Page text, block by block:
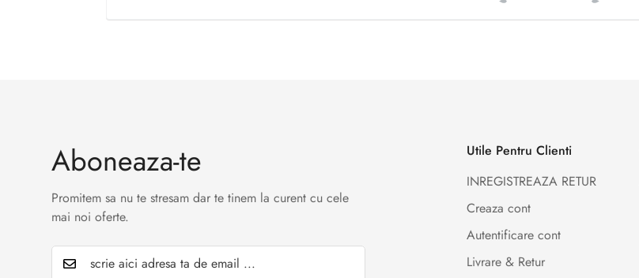
Aboneaza-te
Promitem sa nu te stresam dar te tinem la curent cu cele
mai noi oferte.
Utile Pentru Clienti
INREGISTREAZA RETUR
Creaza cont
Autentificare cont
Livrare & Retur